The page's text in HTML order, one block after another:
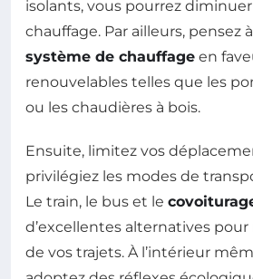
isolants, vous pourrez
chauffage. Par ailleurs, pensez à
système de chauffage en
renouvelables telles que les
ou les chaudières à bois.
Ensuite, limitez vos
privilégiez les modes de
Le train, le bus et le
d’excellentes alternatives pour
de vos trajets. À l’intérieur